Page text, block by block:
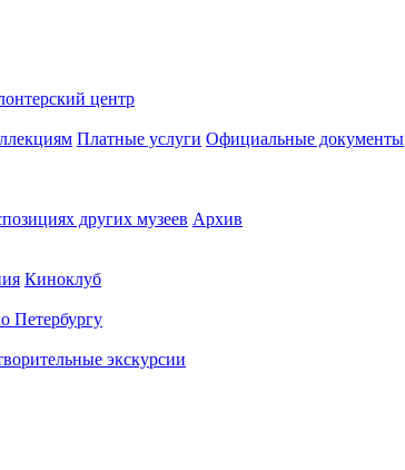
центр
Платные услуги Официальные документы
других музеев Архив
Киноклуб
Петербургу
экскурсии